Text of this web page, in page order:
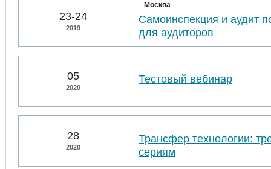
23-24
2019
Москва
Самоинспекция и аудит
для аудиторов
05
2020
Тестовый вебинар
28
2020
Трансфер технологии:
сериям